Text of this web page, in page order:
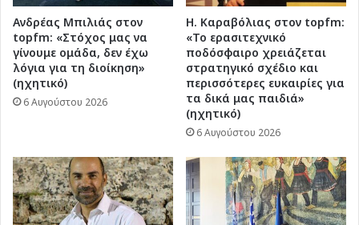
Ανδρέας Μπιλιάς στον
topfm: «Στόχος μας να
γίνουμε ομάδα, δεν έχω
λόγια για τη διοίκηση»
(ηχητικό)
6 Αυγούστου 2026
Η. Καραβόλιας στον topfm:
«Το ερασιτεχνικό
ποδόσφαιρο χρειάζεται
στρατηγικό σχέδιο και
περισσότερες ευκαιρίες για
τα δικά μας παιδιά»
(ηχητικό)
6 Αυγούστου 2026